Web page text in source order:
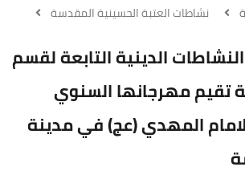
نشاطات العتبة الحسينية المقدسة
الدينية التابعة لقسم
تقيم مهرجانها السنوي
المهدي (عج) في مدينة